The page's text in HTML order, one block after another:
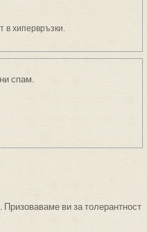
в хипервръзки.
спам.
ви за толерантност